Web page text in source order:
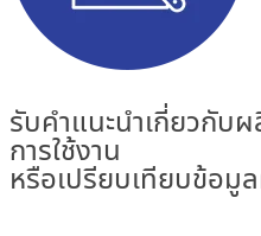
รับคำแนะนำเกี่ยวกับ
การใช้งาน
หรือเปรียบเทียบข้อ